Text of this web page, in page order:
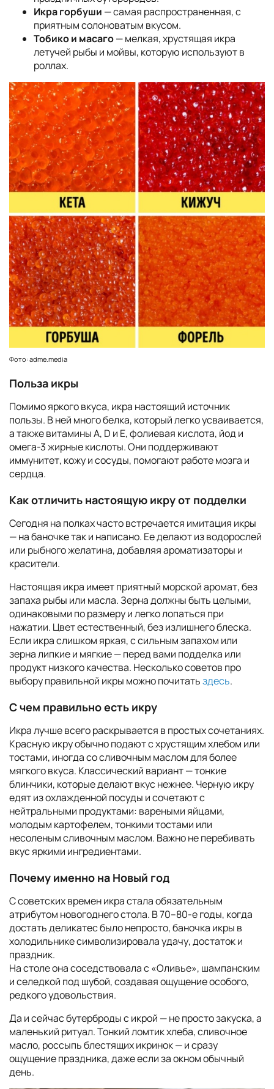
Икра горбуши — самая распространенная, с
приятным солоноватым вкусом.
Тобико и масаго— мелкая, хрустящая икра
летучей рыбы и мойвы, которую используют в
роллах.
Фото: adme.media
Польза икры
Помимо яркого вкуса, икра настоящий источник
пользы. В ней много белка, который легко усваивается,
а также витамины A, D и E, фолиевая кислота, йод и
омега-3 жирные кислоты. Они поддерживают
иммунитет, кожу и сосуды, помогают работе мозга и
сердца.
Как отличить настоящую икру от подделки
Сегодня на полках часто встречается имитация икры
— на баночке так и написано. Ее делают из водорослей
или рыбного желатина, добавляя ароматизаторы и
красители.
Настоящая икра имеет приятный морской аромат, без
запаха рыбы или масла. Зерна должны быть целыми,
одинаковыми по размеру и легко лопаться при
нажатии. Цвет естественный, без излишнего блеска.
Если икра слишком яркая, с сильным запахом или
зерна липкие и мягкие — перед вами подделка или
продукт низкого качества. Несколько советов про
выбору правильной икры можно почитатьздесь.
С чем правильно есть икру
Икра лучше всего раскрывается в простых сочетаниях.
Красную икру обычно подают с хрустящим хлебом или
тостами, иногда со сливочным маслом для более
мягкого вкуса. Классический вариант — тонкие
блинчики, которые делают вкус нежнее. Черную икру
едят из охлажденной посуды и сочетают с
нейтральными продуктами: вареными яйцами,
молодым картофелем, тонкими тостами или
несоленым сливочным маслом. Важно не перебивать
вкус яркими ингредиентами.
Почему именно на Новый год
С советских времен икра стала обязательным
атрибутом новогоднего стола. В 70–80-е годы, когда
достать деликатес было непросто, баночка икры в
холодильнике символизировала удачу, достаток и
праздник.
На столе она соседствовала с «Оливье», шампанским
и селедкой под шубой, создавая ощущение особого,
редкого удовольствия.
Да и сейчас бутерброды с икрой — не просто закуска, а
маленький ритуал. Тонкий ломтик хлеба, сливочное
масло, россыпь блестящих икринок — и сразу
ощущение праздника, даже если за окном обычный
день.